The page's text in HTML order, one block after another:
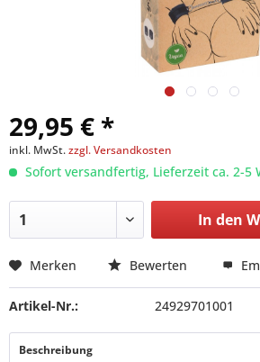
29,95 € *
inkl. MwSt.zzgl. Versandkosten
Sofort versandfertig, Lieferzeit ca. 2-5
In den
Merken Bewerten
Artikel-Nr.: 24929701001
Beschreibung